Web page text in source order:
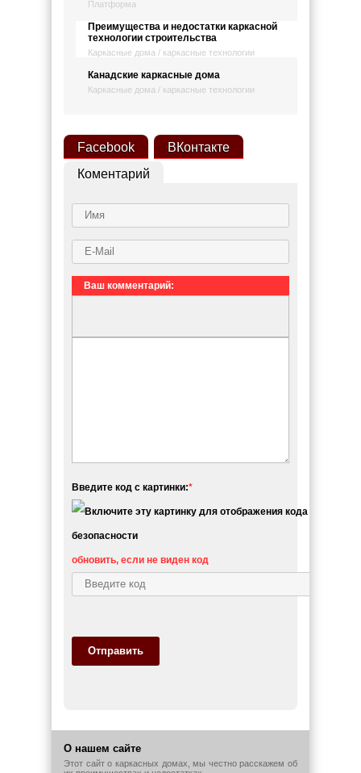
Платформа
Преимущества и недостатки каркасной
технологии строительства
Каркасные дома / каркасные технологии
Канадские каркасные дома
Каркасные дома / каркасные технологии
Facebook
ВКонтакте
Коментарий
Ваш комментарий:
Введите код с картинки:*
обновить, если не виден код
Отправить
О нашем сайте
Этот сайт о каркасных домах, мы честно расскажем об